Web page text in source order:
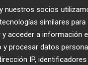
la barrera
tecnológico.
nuestros socios
similares para
y acceder a información
y procesar datos
IP,